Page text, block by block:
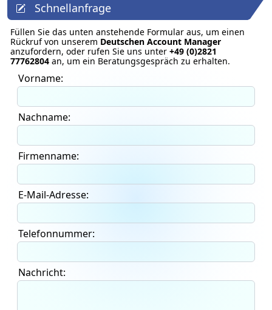
Schnellanfrage
Füllen Sie das unten anstehende Formular aus, um einen
Rückruf von unserem Deutschen Account Manager
anzufordern, oder rufen Sie uns unter +49 (0)2821
77762804 an, um ein Beratungsgespräch zu erhalten.
Vorname:
Nachname:
Firmenname:
E-Mail-Adresse:
Telefonnummer:
Nachricht: